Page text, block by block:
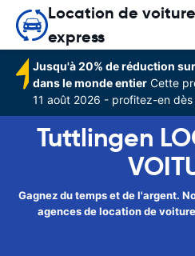
Location de
express
Jusqu'à 20% de réduction
dans le monde entier Cette
11 août 2026 - profitez-en dès
Tuttlingen
Gagnez du temps et de l'argent.
agences de location de